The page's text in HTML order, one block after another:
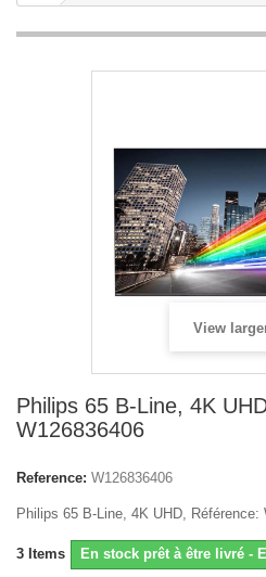
View
Philips 65 B-Line, 4K
W126836406
Reference: W126836406
Philips 65 B-Line, 4K UHD, Référence:
3 Items En stock prêt à être livré -